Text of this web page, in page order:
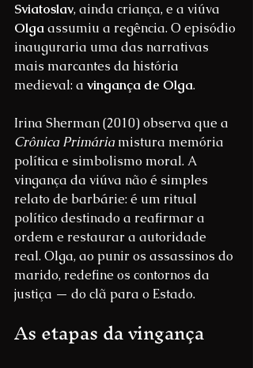
Sviatoslav, ainda criança, e a viúva
Olga assumiu a regência. O episódio
inauguraria uma das narrativas
mais marcantes da história
medieval: a vingança de Olga.
Irina Sherman (2010) observa que a
Crônica Primária mistura memória
política e simbolismo moral. A
vingança da viúva não é simples
relato de barbárie: é um ritual
político destinado a reafirmar a
ordem e restaurar a autoridade
real. Olga, ao punir os assassinos do
marido, redefine os contornos da
justiça — do clã para o Estado.
As etapas da vingança